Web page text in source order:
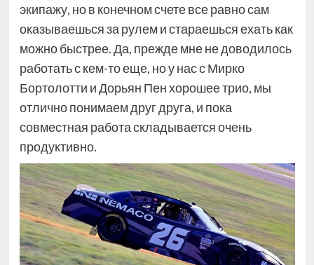
экипажу, но в конечном счете все равно сам
оказываешься за рулем и стараешься ехать как
можно быстрее. Да, прежде мне не доводилось
работать с кем-то еще, но у нас с Мирко
Бортолотти и Дорьян Пен хорошее трио, мы
отлично понимаем друг друга, и пока
совместная работа складывается очень
продуктивно.